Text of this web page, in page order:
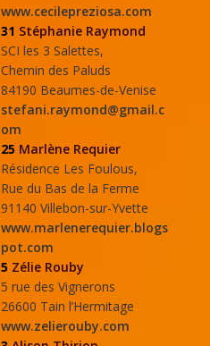
www.cecilepreziosa.com
31 Stéphanie Raymond
SCI les 3 Salettes,
Chemin des Paluds
84190 Beaumes-de-Venise
stefani.raymond@gmail.c
om
25 Marlène Requier
Résidence Les Foulous,
Rue du Bas de la Ferme
91140 Villebon-sur-Yvette
www.marlenerequier.blogs
pot.com
5 Zélie Rouby
5 rue des Vignerons
26600 Tain l’Hermitage
www.zelierouby.com